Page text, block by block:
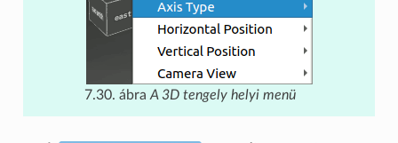
7.30. ábraA 3D tengely helyi menü